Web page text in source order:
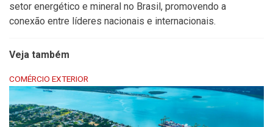
setor energético e mineral no Brasil, promovendo a
conexão entre líderes nacionais e internacionais.
Veja também
COMÉRCIO EXTERIOR